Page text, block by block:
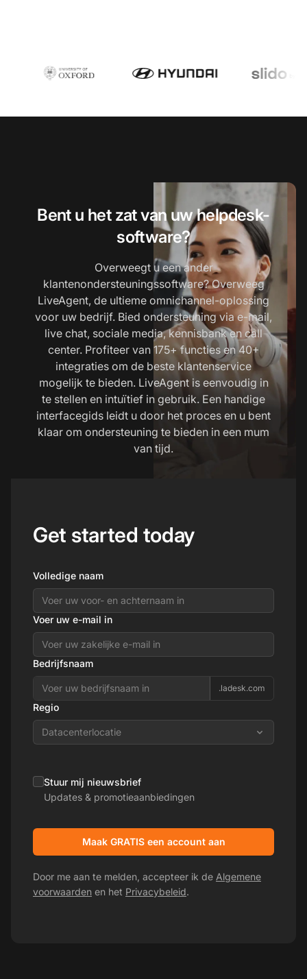
Bent u het zat van uw helpdesk-
software?
Overweegt u een ander
klantenondersteuningssoftware? Overweeg
LiveAgent, de ultieme omnichannel-oplossing
voor uw bedrijf. Bied ondersteuning via e-mail,
live chat, sociale media, kennisbank en call
center. Profiteer van 175+ functies en 40+
integraties om de beste klantenservice
mogelijk te bieden. LiveAgent is eenvoudig in
te stellen en intuïtief in gebruik. Een handige
interfacegids leidt u door het proces en u bent
klaar om ondersteuning te bieden in een mum
van tijd.
Get started today
Volledige naam
Voer uw e-mail in
Bedrijfsnaam
.ladesk.com
Regio
Datacenterlocatie
Stuur mij nieuwsbrief
Updates & promotieaanbiedingen
Maak GRATIS een account aan
Door me aan te melden, accepteer ik de Algemene
voorwaarden en het Privacybeleid.